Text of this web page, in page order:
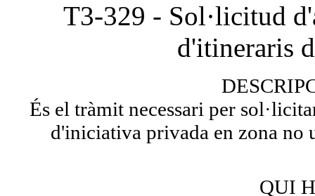
T3-329 - Sol·licitud
d'itineraris
És el tràmit necessari per
d'iniciativa privada en zona no
QUI